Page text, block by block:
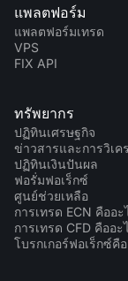
แพลตฟอร์ม
แพลตฟอร์มเทรด
VPS
FIX API
ทรัพยากร
ปฏิทินเศรษฐกิจ
ข่าวสารและการวิเค
ปฏิทินเงินปันผล
ฟอรั่มฟอเร็กซ์
ศูนย์ช่วยเหลือ
การเทรด ECN คืออะ
การเทรด CFD คืออะ
โบรกเกอร์ฟอเร็กซ์คื